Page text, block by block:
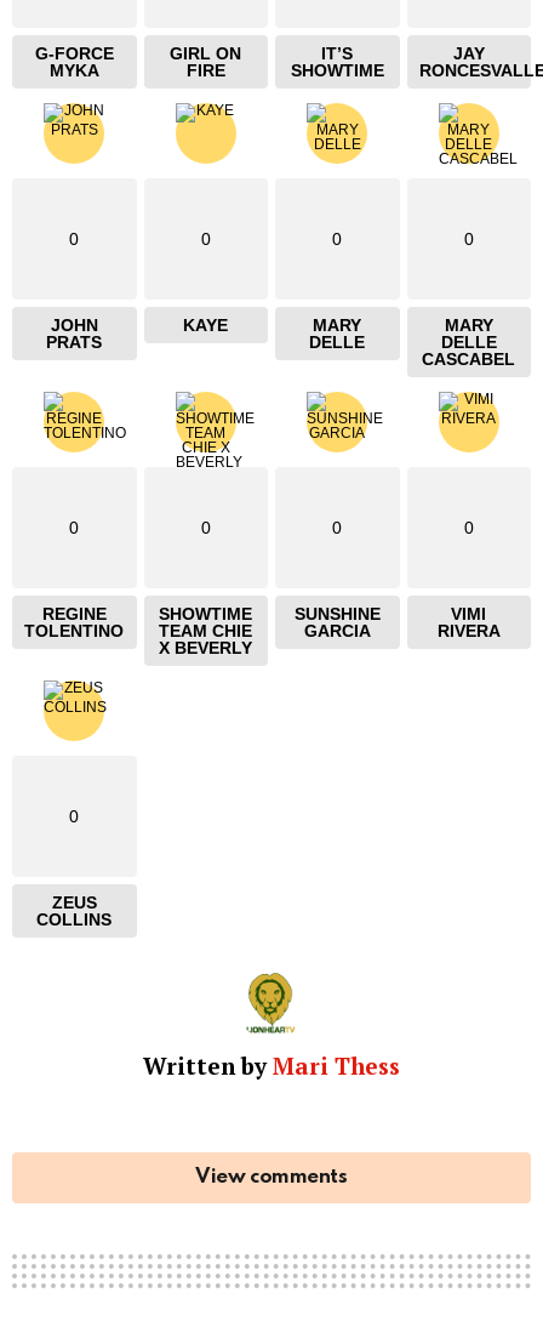
G-FORCE
MYKA
GIRL ON
FIRE
IT’S
SHOWTIME
JAY
0
JOHN
PRATS
0
KAYE
0
MARY
DELLE
0
MARY
DELLE
CASCABEL
0
REGINE
TOLENTINO
0
SHOWTIME
TEAM CHIE
X BEVERLY
0
SUNSHINE
GARCIA
0
VIMI
RIVERA
0
ZEUS
COLLINS
Written byMari Thess
View comments